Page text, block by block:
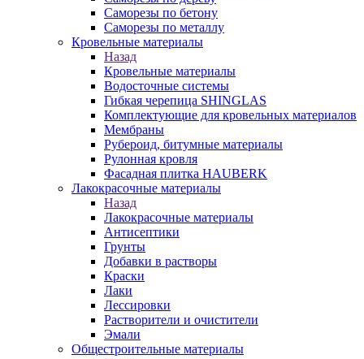
Саморезы по бетону
Саморезы по металлу
Кровельные материалы
Назад
Кровельные материалы
Водосточные системы
Гибкая черепица SHINGLAS
Комплектующие для кровельных материалов
Мембраны
Рубероид, битумные материалы
Рулонная кровля
Фасадная плитка HAUBERK
Лакокрасочные материалы
Назад
Лакокрасочные материалы
Антисептики
Грунты
Добавки в растворы
Краски
Лаки
Лессировки
Растворители и очистители
Эмали
Общестроительные материалы